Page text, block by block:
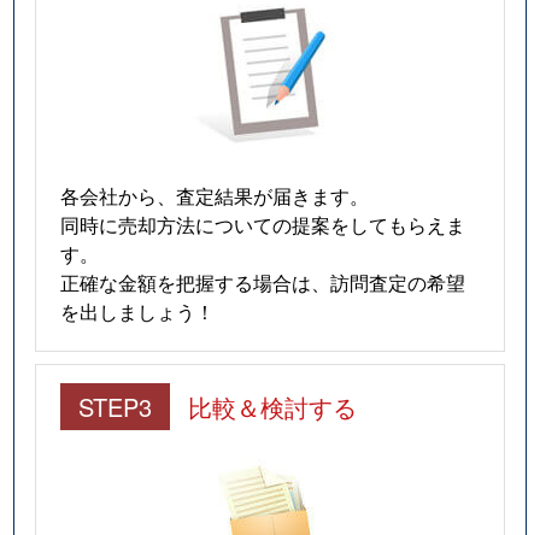
各会社から、査定結果が届きます。
同時に売却方法についての提案をしてもらえま
す。
正確な金額を把握する場合は、訪問査定の希望
を出しましょう！
STEP3 比較＆検討する